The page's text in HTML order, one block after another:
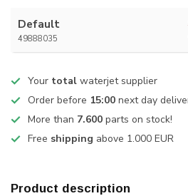
Default
49888035
Your total waterjet supplier
Order before 15:00 next day
More than 7.600 parts on stock!
Free shipping above 1.000 EUR
Product description